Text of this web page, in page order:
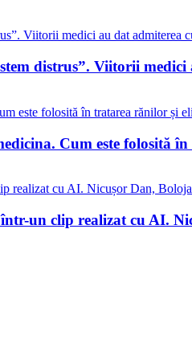
distrus”. Viitorii
Cum este folosită
într-un clip realizat cu